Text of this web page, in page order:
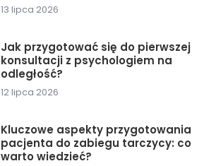
13 lipca 2026
Jak przygotować się do pierwszej
konsultacji z psychologiem na
odległość?
12 lipca 2026
Kluczowe aspekty przygotowania
pacjenta do zabiegu tarczycy: co
warto wiedzieć?